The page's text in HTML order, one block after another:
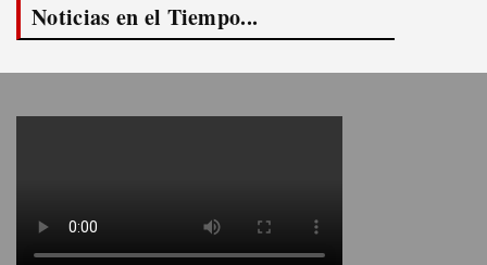
Noticias en el Tiempo...